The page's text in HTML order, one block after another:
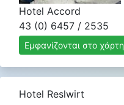
Hotel Accord
43 (0) 6457 / 2535
Εμφανίζονται στο χάρτη
Hotel Reslwirt